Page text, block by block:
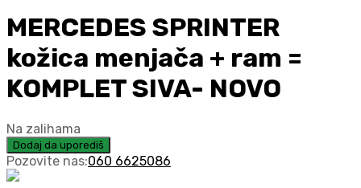
MERCEDES SPRINTER
kožica menjača + ram =
KOMPLET SIVA- NOVO
Na zalihama
Dodaj da uporediš
Pozovite nas:060 6625086